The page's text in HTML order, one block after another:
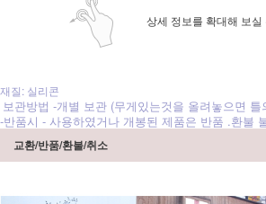
상세 정보를 확대해 보실
재질: 실리콘
보관방법 -개별 보관 (무게있는것을 올려놓으면
-반품시 - 사용하였거나 개봉된 제품은 반품 .환불
교환/반품/환불/취소